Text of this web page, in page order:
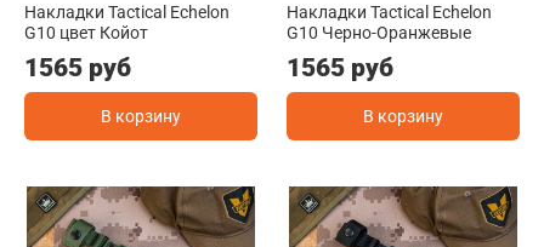
Накладки Tactical Echelon
G10 цвет Койот
1565 руб
В корзину
Накладки Tactical Echelon
G10 Черно-Оранжевые
1565 руб
В корзину